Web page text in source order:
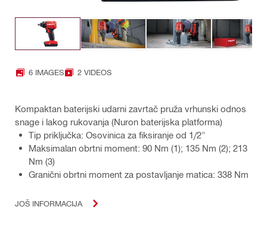
6 IMAGES 2 VIDEOS
Kompaktan baterijski udarni zavrtač pruža vrhunski odnos
snage i lakog rukovanja (Nuron baterijska platforma)
Tip priključka: Osovinica za fiksiranje od 1/2"
Maksimalan obrtni moment: 90 Nm (1); 135 Nm (2); 213
Nm (3)
Granični obrtni moment za postavljanje matica: 338 Nm
JOŠ INFORMACIJA